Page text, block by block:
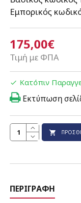
175,00€
Τιμή με ΦΠΑ
Εμπορικός
Κατόπιν
Εκτύπωση
ΠΕΡΙΓΡΑΦΉ